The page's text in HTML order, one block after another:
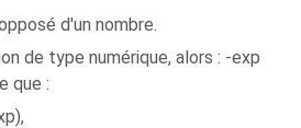
d'un nombre.
de type numérique, alors : -exp
que :